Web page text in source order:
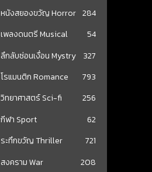
หนังสยองขวัญ Horror 284
เพลงดนตรี Musical
54
ลึกลับซ่อนเงื่อน Mystry
327
โรแมนติก Romance
793
วิทยาศาสตร์ Sci-fi
256
กีฬา Sport
62
ระทึกขวัญ Thriller
721
สงคราม War
208